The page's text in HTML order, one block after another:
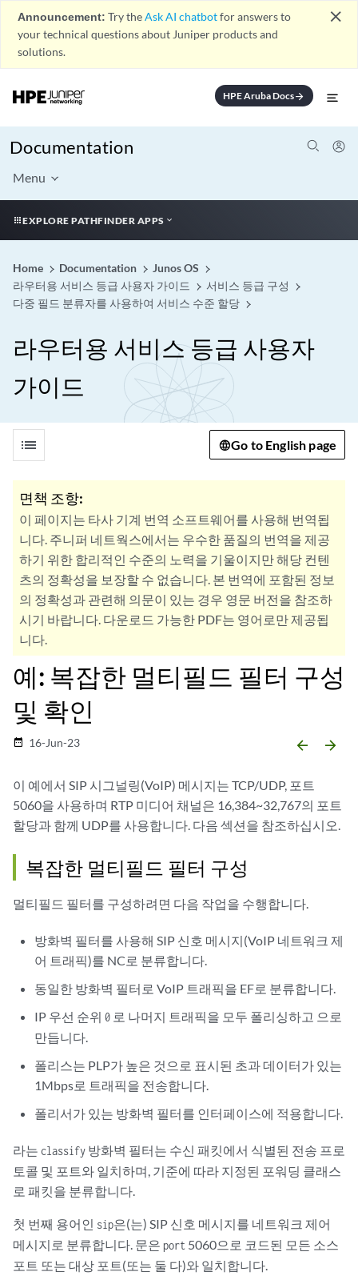
Announcement: Try theAsk AI chatbotfor answers to
your technical questions about Juniper products and
solutions.
close
HPE Aruba Docsarrow_forward
Documentation
Menu
EXPLORE PATHFINDER APPS
Home Documentation
Junos OS
라우터용 서비스 등급 사용자 가이드
서비스 등급 구성
다중 필드 분류자를 사용하여 서비스 수준 할당
라우터용 서비스 등급 사용자
가이드
list Go to English page
면책 조항:
이 페이지는 타사 기계 번역 소프트웨어를 사용해 번역됩
니다. 주니퍼 네트웍스에서는 우수한 품질의 번역을 제공
하기 위한 합리적인 수준의 노력을 기울이지만 해당 컨텐
츠의 정확성을 보장할 수 없습니다. 본 번역에 포함된 정보
의 정확성과 관련해 의문이 있는 경우 영문 버전을 참조하
시기 바랍니다. 다운로드 가능한 PDF는 영어로만 제공됩
니다.
예: 복잡한 멀티필드 필터 구성
및 확인
date_range 16-Jun-23 arrow_backward arrow_forward
이 예에서 SIP 시그널링(VoIP) 메시지는 TCP/UDP, 포트
5060을 사용하며 RTP 미디어 채널은 16,384~32,767의 포트
할당과 함께 UDP를 사용합니다. 다음 섹션을 참조하십시오.
복잡한 멀티필드 필터 구성
멀티필드 필터를 구성하려면 다음 작업을 수행합니다.
방화벽 필터를 사용해 SIP 신호 메시지(VoIP 네트워크 제
어 트래픽)를 NC로 분류합니다.
동일한 방화벽 필터로 VoIP 트래픽을 EF로 분류합니다.
IP 우선 순위0 로 나머지 트래픽을 모두 폴리싱하고 으로
만듭니다.
폴리스는 PLP가 높은 것으로 표시된 초과 데이터가 있는
1Mbps로 트래픽을 전송합니다.
폴리서가 있는 방화벽 필터를 인터페이스에 적용합니다.
라는 classify 방화벽 필터는 수신 패킷에서 식별된 전송 프로
토콜 및 포트와 일치하며, 기준에 따라 지정된 포워딩 클래스
로 패킷을 분류합니다.
첫 번째 용어인 sip은(는) SIP 신호 메시지를 네트워크 제어
메시지로 분류합니다. 문은 port 5060으로 코드된 모든 소스
포트 또는 대상 포트(또는 둘 다)와 일치합니다.